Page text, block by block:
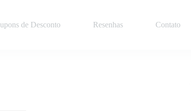
de Desconto Resenhas Contato